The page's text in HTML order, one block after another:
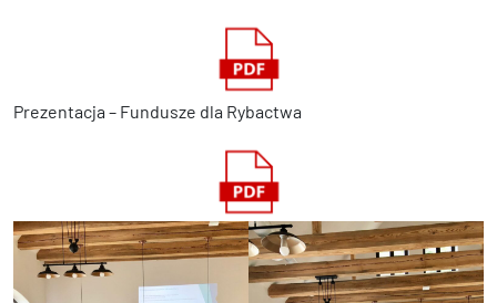
Prezentacja – Fundusze dla Rybactwa